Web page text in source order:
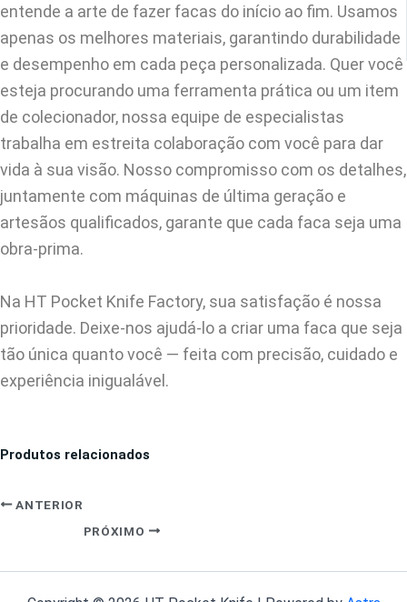
entende a arte de fazer facas do início ao fim. Usamos
apenas os melhores materiais, garantindo durabilidade
e desempenho em cada peça personalizada. Quer você
esteja procurando uma ferramenta prática ou um item
de colecionador, nossa equipe de especialistas
trabalha em estreita colaboração com você para dar
vida à sua visão. Nosso compromisso com os detalhes,
juntamente com máquinas de última geração e
artesãos qualificados, garante que cada faca seja uma
obra-prima.
Na HT Pocket Knife Factory, sua satisfação é nossa
prioridade. Deixe-nos ajudá-lo a criar uma faca que seja
tão única quanto você — feita com precisão, cuidado e
experiência inigualável.
Produtos relacionados
ANTERIOR
PRÓXIMO